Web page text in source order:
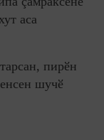
аса
пирӗн
шучӗ